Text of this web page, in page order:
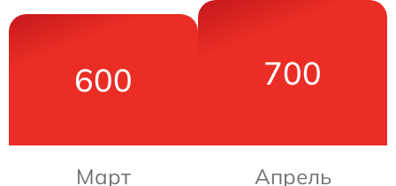
600
Март
700
Апрель